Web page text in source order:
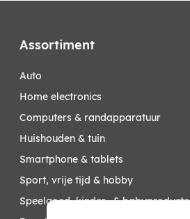
Assortiment
auto
home electronics
computers & randapparatuur
huishouden & tuin
smartphone & tablets
sport, vrije tijd & hobby
speelgoed, kinder- &